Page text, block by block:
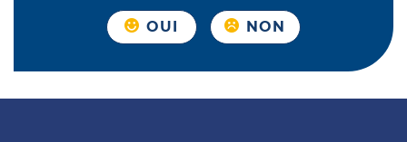
OUI NON